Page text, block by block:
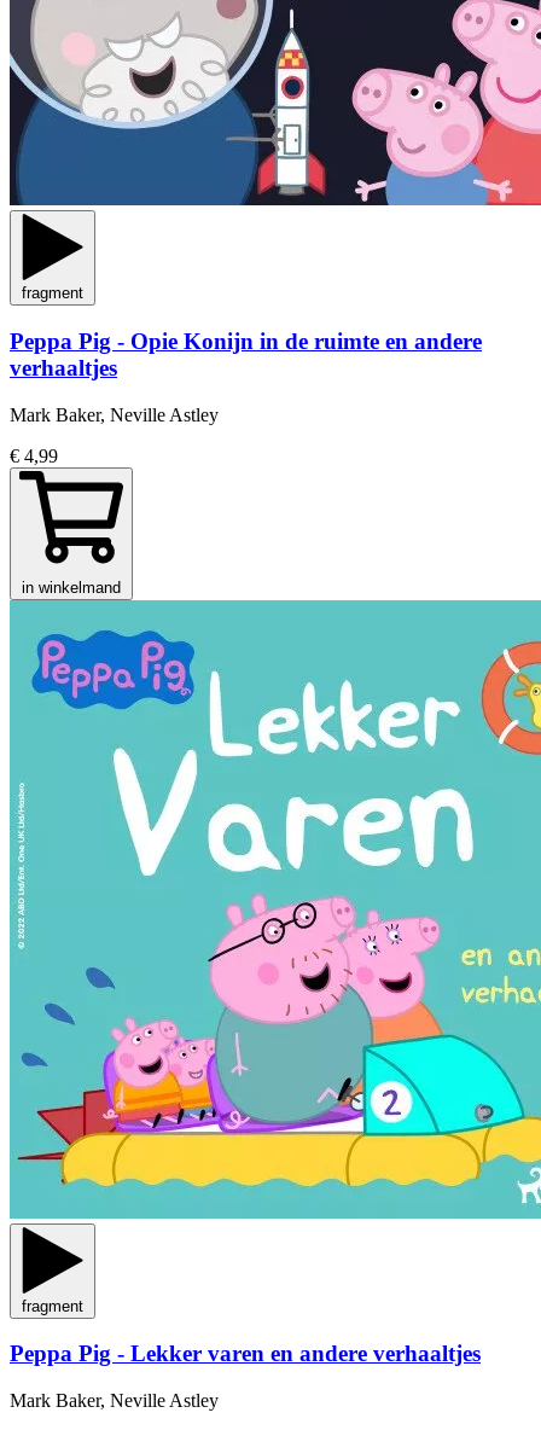
fragment
Peppa Pig - Opie Konijn in de ruimte en andere
verhaaltjes
Mark Baker, Neville Astley
€ 4,99
in winkelmand
fragment
Peppa Pig - Lekker varen en andere verhaaltjes
Mark Baker, Neville Astley